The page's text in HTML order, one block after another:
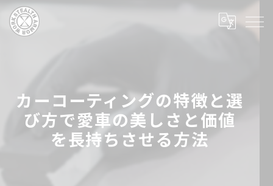
カーコーティングの特徴と選
び方で愛車の美しさと価値
を長持ちさせる方法